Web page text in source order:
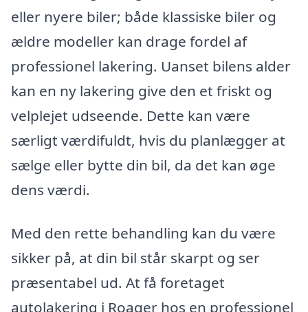
eller nyere biler; både klassiske biler og
ældre modeller kan drage fordel af
professionel lakering. Uanset bilens alder
kan en ny lakering give den et friskt og
velplejet udseende. Dette kan være
særligt værdifuldt, hvis du planlægger at
sælge eller bytte din bil, da det kan øge
dens værdi.
Med den rette behandling kan du være
sikker på, at din bil står skarpt og ser
præsentabel ud. At få foretaget
autolakering i Roager hos en professionel